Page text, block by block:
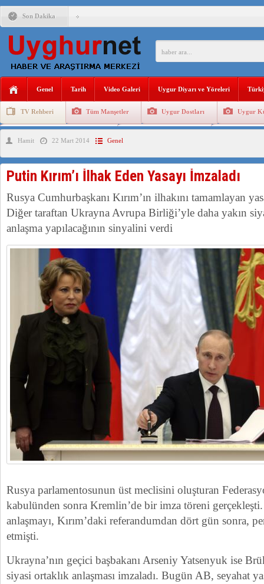
Son Dakika
ÇİN’İN “GÜVENLİK”SÖYLEMİ İLE DOĞU TÜRKİSTAN’DA
ANAHTAR PARTİ GENEL BAŞKANI AĞIRALİOĞLU :
DİYANET AKADEMİSİ BAŞKANI DOÇ.DR.KAAN : DOĞU
150 YILDIR KAYNAYAN YARAMIZ : ÇİN İŞGALİNDEKİ
ÇİN’İN UYGUR POLİTİKALARINI ÖVEN DİYANET
MHP’DEN URUMÇİ KATLİAMI MESAJİ : 05.07.2009
Genel Tarih Video Galeri Uygur Diyarı ve Yöreleri
TV Rehberi Tüm Manşetler Uygur Dostları Uygur
Uygurlarda Düğün ve Cenaze
Hamit 22 Mart 2014 Genel
Putin Kırım’ı İlhak Eden Yasayı İmzaladı
Rusya Cumhurbaşkanı Kırım’ın ilhakını tamamlayan
Diğer taraftan Ukrayna Avrupa Birliği’yle daha yakın
anlaşma yapılacağının sinyalini verdi
Rusya parlamentosunun üst meclisini oluşturan
kabulünden sonra Kremlin’de bir imza töreni
anlaşmayı, Kırım’daki referandumdan dört gün sonra,
etmişti.
Ukrayna’nın geçici başbakanı Arseniy Yatsenyuk ise
siyasi ortaklık anlaşması imzaladı. Bugün AB, seyahat